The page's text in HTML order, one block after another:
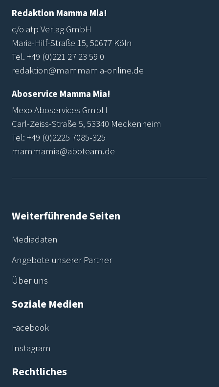
Redaktion Mamma Mia!
c/o atp Verlag GmbH
Maria-Hilf-Straße 15, 50677 Köln
Tel. +49 (0)221 27 23 59 0
redaktion@mammamia-online.de
Aboservice Mamma Mia!
Mexo Aboservices GmbH
Carl-Zeiss-Straße 5, 53340 Meckenheim
Tel: +49 (0)2225 7085-325
mammamia@aboteam.de
Weiterführende Seiten
Mediadaten
Angebote unserer Partner
Über uns
Soziale Medien
Facebook
Instagram
Rechtliches